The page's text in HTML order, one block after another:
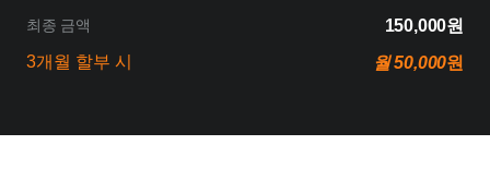
최종 금액
150,000원
3개월 할부 시
월 50,000원